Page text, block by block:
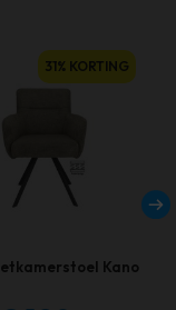
Kano
31% KORTING